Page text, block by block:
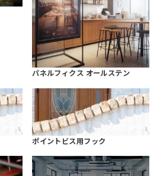
パネルフィクス オールステン
ポイントビス用フック